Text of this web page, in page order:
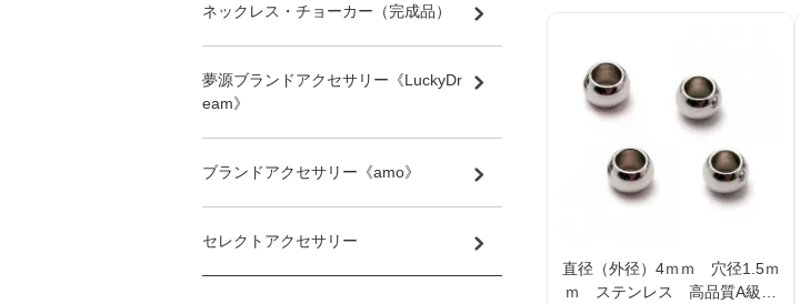
直径（外径）4ｍｍ 穴径1.5ｍ
ｍ ステンレス 高品質A級
ネックレス・チョーカー（完成品）
夢源ブランドアクセサリー《LuckyDr
eam》
ブランドアクセサリー《amo》
セレクトアクセサリー